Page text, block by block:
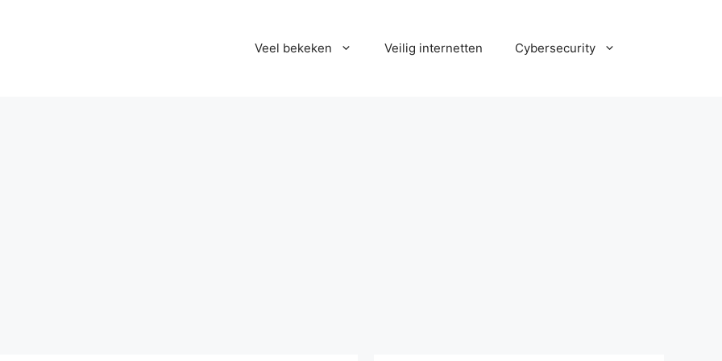
Veel bekeken Veilig internetten Cybersecurity